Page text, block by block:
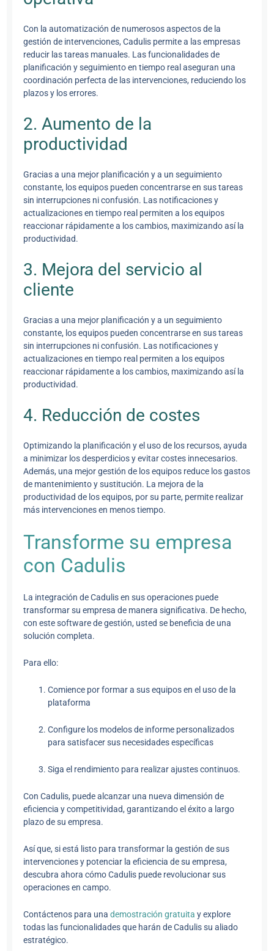
Con la automatización de numerosos aspectos de la
gestión de intervenciones, Cadulis permite a las empresas
reducir las tareas manuales. Las funcionalidades de
planificación y seguimiento en tiempo real aseguran una
coordinación perfecta de las intervenciones, reduciendo los
plazos y los errores.
2. Aumento de la
productividad
Gracias a una mejor planificación y a un seguimiento
constante, los equipos pueden concentrarse en sus tareas
sin interrupciones ni confusión. Las notificaciones y
actualizaciones en tiempo real permiten a los equipos
reaccionar rápidamente a los cambios, maximizando así la
productividad.
3. Mejora del servicio al
cliente
Gracias a una mejor planificación y a un seguimiento
constante, los equipos pueden concentrarse en sus tareas
sin interrupciones ni confusión. Las notificaciones y
actualizaciones en tiempo real permiten a los equipos
reaccionar rápidamente a los cambios, maximizando así la
productividad.
4. Reducción de costes
Optimizando la planificación y el uso de los recursos, ayuda
a minimizar los desperdicios y evitar costes innecesarios.
Además, una mejor gestión de los equipos reduce los gastos
de mantenimiento y sustitución. La mejora de la
productividad de los equipos, por su parte, permite realizar
más intervenciones en menos tiempo.
Transforme su empresa
con Cadulis
La integración de Cadulis en sus operaciones puede
transformar su empresa de manera significativa. De hecho,
con este software de gestión, usted se beneficia de una
solución completa.
Para ello:
Comience por formar a sus equipos en el uso de la
plataforma
Configure los modelos de informe personalizados
para satisfacer sus necesidades específicas
Siga el rendimiento para realizar ajustes continuos.
Con Cadulis, puede alcanzar una nueva dimensión de
eficiencia y competitividad, garantizando el éxito a largo
plazo de su empresa.
Así que, si está listo para transformar la gestión de sus
intervenciones y potenciar la eficiencia de su empresa,
descubra ahora cómo Cadulis puede revolucionar sus
operaciones en campo.
Contáctenos para unademostración gratuita y explore
todas las funcionalidades que harán de Cadulis su aliado
estratégico.